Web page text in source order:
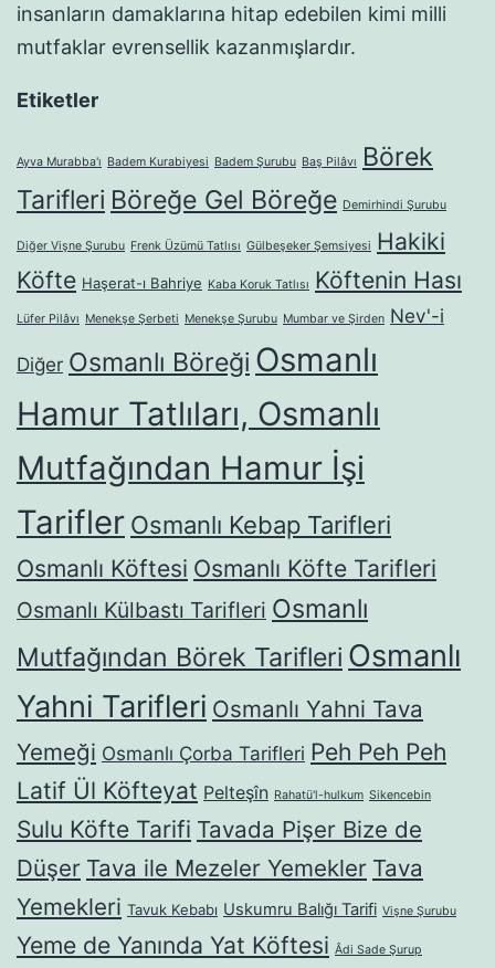
insanların damaklarına hitap edebilen kimi milli
mutfaklar evrensellik kazanmışlardır.
Etiketler
Ayva Murabba'ı Badem Kurabiyesi Badem Şurubu Baş Pilâvı
Börek
Tarifleri Böreğe Gel Böreğe Demirhindi Şurubu
Diğer Vişne Şurubu Frenk Üzümü Tatlısı Gülbeşeker Şemsiyesi Hakiki
Köfte Haşerat-ı Bahriye Kaba Koruk Tatlısı Köftenin Hası
Lüfer Pilâvı Menekşe Şerbeti Menekşe Şurubu Mumbar ve Şirden Nev'-i
Diğer Osmanlı Böreği Osmanlı
Hamur Tatlıları, Osmanlı
Mutfağından Hamur İşi
Tarifler Osmanlı Kebap Tarifleri
Osmanlı Köftesi Osmanlı Köfte Tarifleri
Osmanlı Külbastı Tarifleri Osmanlı
Mutfağından Börek Tarifleri Osmanlı
Yahni Tarifleri Osmanlı Yahni Tava
Yemeği Osmanlı Çorba Tarifleri Peh Peh Peh
Latif Ül Köfteyat Pelteşîn Rahatü'l-hulkum Sikencebin
Sulu Köfte Tarifi Tavada Pişer Bize de
Düşer Tava ile Mezeler Yemekler Tava
Yemekleri Tavuk Kebabı Uskumru Balığı Tarifi Vişne Şurubu
Yeme de Yanında Yat Köftesi Âdi Sade Şurup